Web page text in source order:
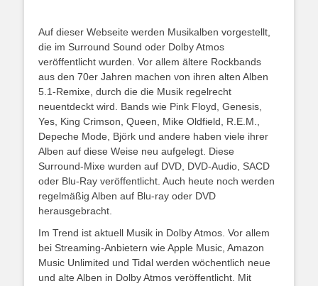
Auf dieser Webseite werden Musikalben vorgestellt,
die im Surround Sound oder Dolby Atmos
veröffentlicht wurden. Vor allem ältere Rockbands
aus den 70er Jahren machen von ihren alten Alben
5.1-Remixe, durch die die Musik regelrecht
neuentdeckt wird. Bands wie Pink Floyd, Genesis,
Yes, King Crimson, Queen, Mike Oldfield, R.E.M.,
Depeche Mode, Björk und andere haben viele ihrer
Alben auf diese Weise neu aufgelegt. Diese
Surround-Mixe wurden auf DVD, DVD-Audio, SACD
oder Blu-Ray veröffentlicht. Auch heute noch werden
regelmäßig Alben auf Blu-ray oder DVD
herausgebracht.
Im Trend ist aktuell Musik in Dolby Atmos. Vor allem
bei Streaming-Anbietern wie Apple Music, Amazon
Music Unlimited und Tidal werden wöchentlich neue
und alte Alben in Dolby Atmos veröffentlicht. Mit